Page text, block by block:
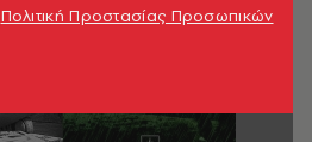
Πολιτική Προστασίας Προσωπικών